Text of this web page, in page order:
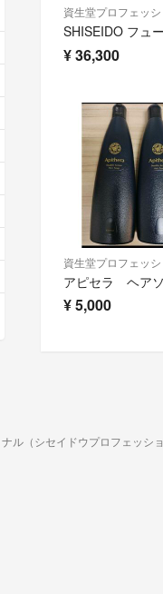
資生堂プロフェッ
¥36,300
資生堂プロフェッ
¥5,000
ル（シセイドウプロフェッショ